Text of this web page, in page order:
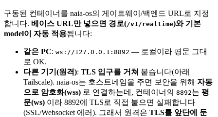
구동된 컨테이너를 naia-os의 게이트웨이/백엔드 URL로 지정
합니다. 베이스 URL만 넣으면 경로(/v1/realtime)와 기본
model이 자동 적용됩니다:
같은 PC: ws://127.0.0.1:8892 — 로컬이라 평문 그대
로 OK.
다른 기기(원격): TLS 입구를 거쳐 붙습니다(아래
Tailscale). naia-os는 호스트네임을 주면 보안을 위해 자동
으로 암호화(wss) 로 연결하는데, 컨테이너의 8892는 평
문(ws) 이라 8892에 TLS로 직접 붙으면 실패합니다
(SSL/Websocket 에러). 그래서 원격은 TLS를 앞단에 둔